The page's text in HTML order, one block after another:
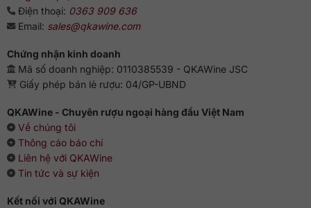
vani, mơ khô, cùng với kẹo bơ cứng, bánh trái cây. Hậu vị
kéo dài của nho khô và nhục đậu khấu vấn vương trong
khoang miệng, làm cho người thưởng thức phải nhung nhớ
mãi.
Hướng dẫn thưởng thức
thơm tuyệt của rượu. Bạn cũng có thể bỏ thêm một viên đá
để uống lạnh mùi vị sẽ thăng hạn hơn. Việc pha chế
cocktails cũng được làm để tạo nên mùi vị mới mẻ cho rượu.
Điện thoại: 0363 909 636
Email: sales@qkawine.com
Chứng nhận kinh doanh
Mã số doanh nghiệp: 0110385539 - QKAWine JSC
Giấy phép bán lẻ rượu: 04/GP-UBND
QKAWine - Chuyên rượu ngoại hàng đầu Việt Nam
Về chúng tôi
Thông cáo báo chí
Liên hệ với QKAWine
Tin tức và sự kiện
Kết nối với QKAWine